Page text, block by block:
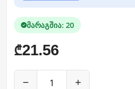
მარაგშია: 20
₾21.56
− +